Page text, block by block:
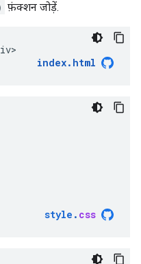
फ़ंक्शन जोड़ें.
index.html
style . css